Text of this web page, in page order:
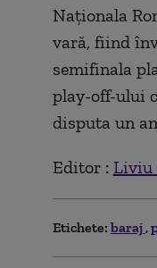
Naţionala
vară, fiind
semifinala
play-off-ului
disputa un
Editor : Liviu
Etichete: baraj